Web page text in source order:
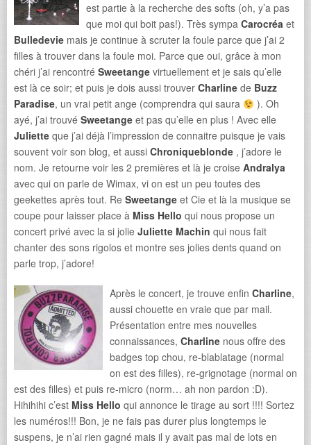
est partie à la recherche des softs (oh, y’a pas
que moi qui boit pas!). Très sympa Carocréa et
Bulledevie mais je continue à scruter la foule parce que j’ai 2
filles à trouver dans la foule moi. Parce que oui, grâce à mon
chéri j’ai rencontré Sweetange virtuellement et je sais qu’elle
est là ce soir; et puis je dois aussi trouver Charline de Buzz
Paradise, un vrai petit ange (comprendra qui saura
). Oh
ayé, j’ai trouvé Sweetange et pas qu’elle en plus ! Avec elle
Juliette que j’ai déjà l’impression de connaitre puisque je vais
souvent voir son blog, et aussi Chroniqueblonde , j’adore le
nom. Je retourne voir les 2 premières et là je croise Andralya
avec qui on parle de Wimax, vi on est un peu toutes des
geekettes après tout. Re Sweetange et Cie et là la musique se
coupe pour laisser place à Miss Hello qui nous propose un
concert privé avec la si jolie Juliette Machin qui nous fait
chanter des sons rigolos et montre ses jolies dents quand on
parle trop, j’adore!
Après le concert, je trouve enfin Charline,
aussi chouette en vraie que par mail.
Présentation entre mes nouvelles
connaissances, Charline nous offre des
badges top chou, re-blablatage (normal
on est des filles), re-grignotage (normal on
est des filles) et puis re-micro (norm… ah non pardon :D).
Hihihihi c’est Miss Hello qui annonce le tirage au sort !!!! Sortez
les numéros!!! Bon, je ne fais pas durer plus longtemps le
suspens, je n’ai rien gagné mais il y avait pas mal de lots en